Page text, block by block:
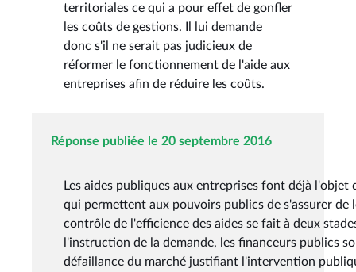
territoriales ce qui a pour effet de gonfler
les coûts de gestions. Il lui demande
donc s'il ne serait pas judicieux de
réformer le fonctionnement de l'aide aux
entreprises afin de réduire les coûts.
Réponse publiée le 20 septembre 2016
Les aides publiques aux entreprises font déjà
qui permettent aux pouvoirs publics de s'assurer de
contrôle de l'efficience des aides se fait à deux
l'instruction de la demande, les financeurs publics
défaillance du marché justifiant l'intervention